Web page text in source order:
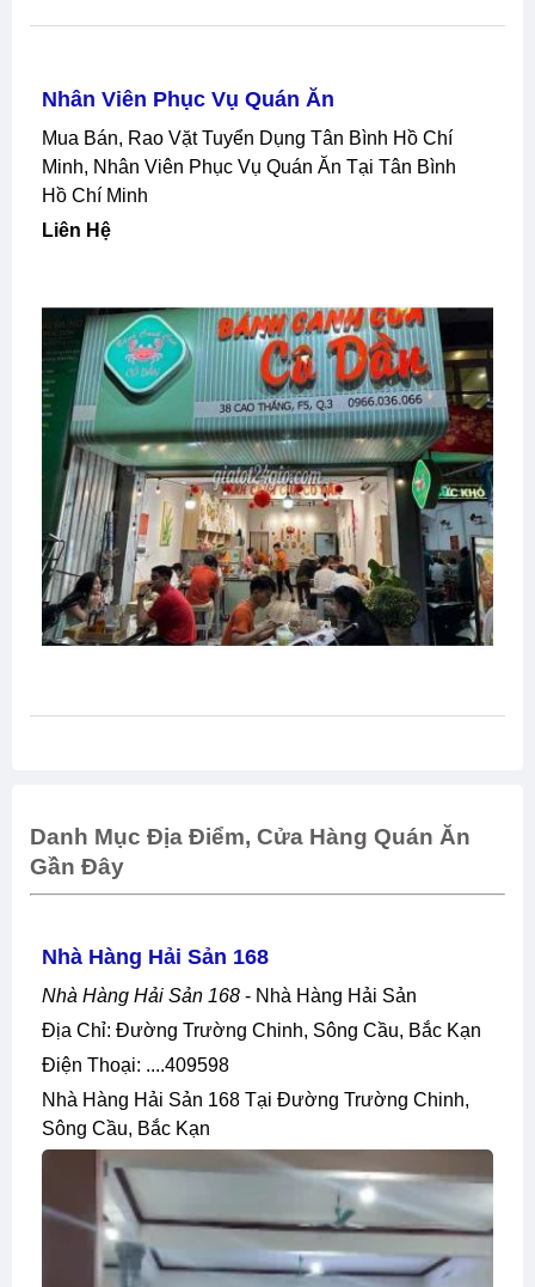
Nhân Viên Phục Vụ Quán Ăn
Mua Bán, Rao Vặt Tuyển Dụng Tân Bình Hồ Chí
Minh, Nhân Viên Phục Vụ Quán Ăn Tại Tân Bình
Hồ Chí Minh
Liên Hệ
Danh Mục Địa Điểm, Cửa Hàng Quán Ăn
Gần Đây
Nhà Hàng Hải Sản 168
Nhà Hàng Hải Sản 168 - Nhà Hàng Hải Sản
Địa Chỉ: Đường Trường Chinh, Sông Cầu, Bắc Kạn
Điện Thoại: ....409598
Nhà Hàng Hải Sản 168 Tại Đường Trường Chinh,
Sông Cầu, Bắc Kạn